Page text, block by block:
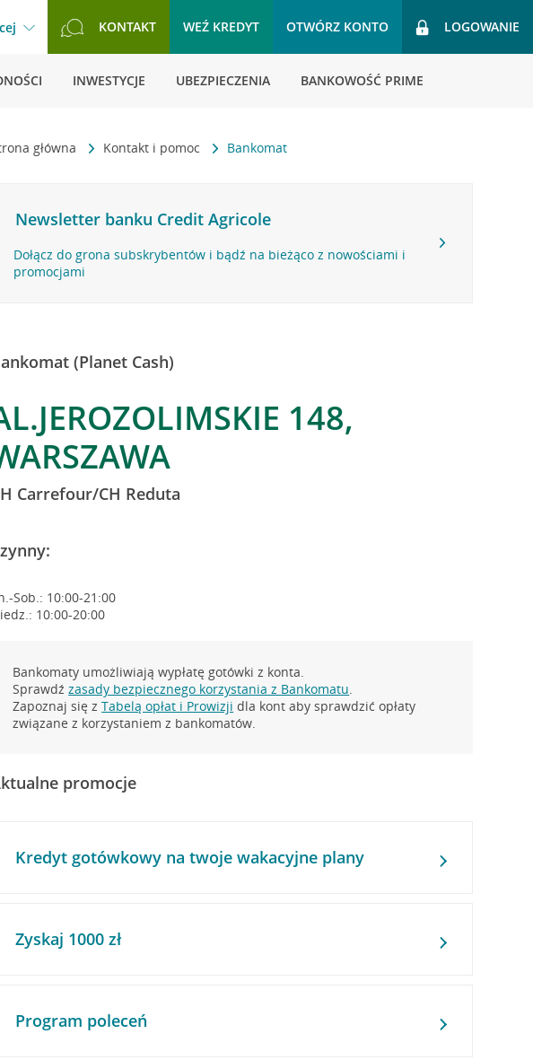
KONTAKT WEŹ KREDYT OTWÓRZ KONTO LOGOWANIE
INWESTYCJE UBEZPIECZENIA BANKOWOŚĆ PRIME
główna Kontakt i pomoc Bankomat
Newsletter banku Credit Agricole
Dołącz do grona subskrybentów i bądź na bieżąco z nowościami i
promocjami
(Planet Cash)
148,
Carrefour/CH Reduta
Sob.: 10:00-21:00
10:00-20:00
Bankomaty umożliwiają wypłatę gotówki z konta.
Sprawdźzasady bezpiecznego korzystania z Bankomatu.
Zapoznaj się zTabelą opłat i Prowizji dla kont aby sprawdzić opłaty
związane z korzystaniem z bankomatów.
promocje
Kredyt gotówkowy na twoje wakacyjne plany
Zyskaj 1000 zł
Program poleceń